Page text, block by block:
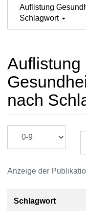
Auflistung
Schlagwort
Auflistung
nach
Anzeige der
Schlagwort